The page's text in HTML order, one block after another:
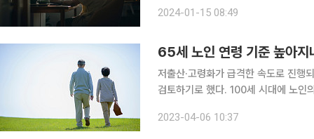
놓여 있을 것이다. 주택담보대출도 남
2024-01-15 08:49
65세 노인 연령 기준 높아
저출산·고령화가 급격한 속도로 진
검토하기로 했다. 100세 시대에 노인
2023-04-06 10:37